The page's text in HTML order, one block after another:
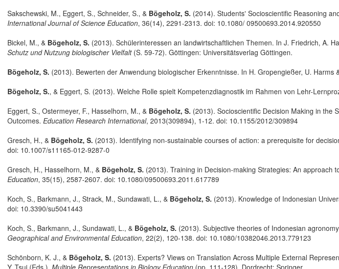
Sakschewski, M., Eggert, S., Schneider, S., & Bögeholz, S. (2014). Students' Socioscientific Reasoning
International Journal of Science Education, 36(14), 2291-2313. doi: 10.1080/ 09500693.2014.920550
Bickel, M., & Bögeholz, S. (2013). Schülerinteressen an landwirtschaftlichen Themen. In J. Friedrich, A.
Schutz und Nutzung biologischer Vielfalt(S. 59-72). Göttingen: Universitätsverlag Göttingen.
Bögeholz, S. (2013). Bewerten der Anwendung biologischer Erkenntnisse. In H. Gropengießer, U. Harms
Bögeholz, S., & Eggert, S. (2013). Welche Rolle spielt Kompetenzdiagnostik im Rahmen von Lehr-
Eggert, S., Ostermeyer, F., Hasselhorn, M., & Bögeholz, S. (2013). Socioscientific Decision Making in the
Outcomes. Education Research International, 2013(309894), 1-12. doi: 10.1155/2012/309894
Gresch, H., & Bögeholz, S. (2013). Identifying non-sustainable courses of action: a prerequisite for
doi: 10.1007/s11165-012-9287-0
Gresch, H., Hasselhorn, M., & Bögeholz, S. (2013). Training in Decision-making Strategies: An approach
Education, 35(15), 2587-2607. doi: 10.1080/09500693.2011.617789
Koch, S., Barkmann, J., Strack, M., Sundawati, L., & Bögeholz, S. (2013). Knowledge of Indonesian
doi: 10.3390/su5041443
Koch, S., Barkmann, J., Sundawati, L., & Bögeholz, S. (2013). Subjective theories of Indonesian
Geographical and Environmental Education, 22(2), 120-138. doi: 10.1080/10382046.2013.779123
Schönborn, K. J., & Bögeholz, S. (2013). Experts? Views on Translation Across Multiple External